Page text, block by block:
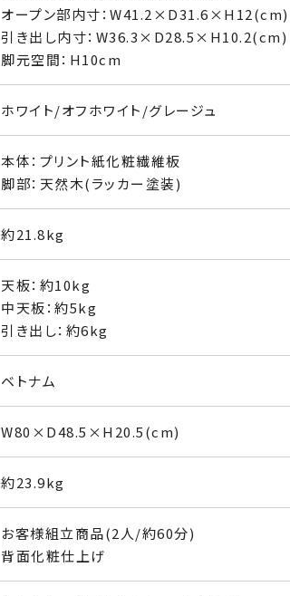
オープン部内寸：W41.2×D31.6×H12(cm)
引き出し内寸：W36.3×D28.5×H10.2(cm)
脚元空間：H10cm
ホワイト/オフホワイト/グレージュ
本体：プリント紙化粧繊維板
脚部：天然木(ラッカー塗装)
約21.8kg
天板：約10kg
中天板：約5kg
引き出し：約6kg
ベトナム
W80×D48.5×H20.5(cm)
約23.9kg
お客様組立商品(2人/約60分)
背面化粧仕上げ